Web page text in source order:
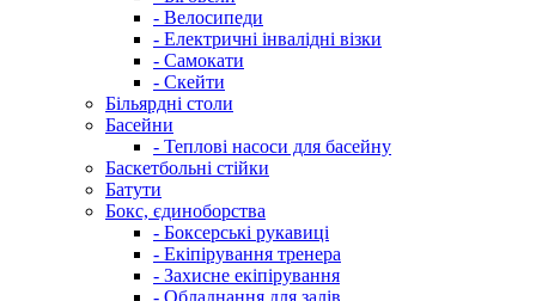
- Велосипеди
- Електричні інвалідні візки
- Самокати
- Скейти
Більярдні столи
Басейни
- Теплові насоси для басейну
Баскетбольні стійки
Батути
Бокс, єдиноборства
- Боксерські рукавиці
- Екіпірування тренера
- Захисне екіпірування
- Обладнання для залів